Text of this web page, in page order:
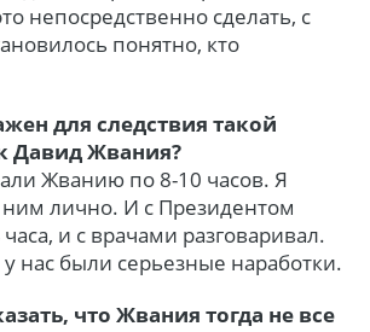
непосредственно сделать, с
понятно, кто
для следствия такой
Давид Жвания?
Жванию по 8-10 часов. Я
ним лично. И с Президентом
и с врачами разговаривал.
нас были серьезные наработки.
что Жвания тогда не все